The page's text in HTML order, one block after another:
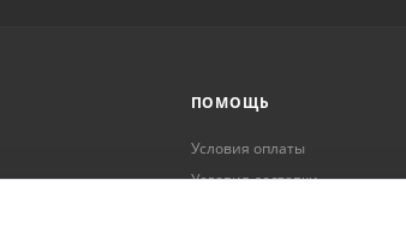
ПОМОЩЬ
Условия оплаты
Условия доставки